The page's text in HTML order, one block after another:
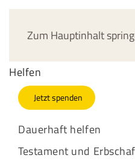
Zum Hauptinhalt
Helfen
Jetzt spenden
Dauerhaft helfen
Testament und